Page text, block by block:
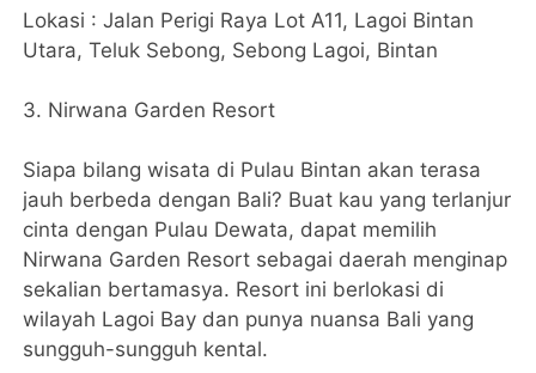
Lokasi : Jalan Perigi Raya Lot A11, Lagoi Bintan
Utara, Teluk Sebong, Sebong Lagoi, Bintan
3. Nirwana Garden Resort
Siapa bilang wisata di Pulau Bintan akan terasa
jauh berbeda dengan Bali? Buat kau yang terlanjur
cinta dengan Pulau Dewata, dapat memilih
Nirwana Garden Resort sebagai daerah menginap
sekalian bertamasya. Resort ini berlokasi di
wilayah Lagoi Bay dan punya nuansa Bali yang
sungguh-sungguh kental.